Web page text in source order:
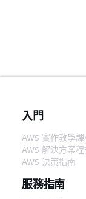
入門
AWS 實作教學課
AWS 解決方案
AWS 決策指南
服務指南